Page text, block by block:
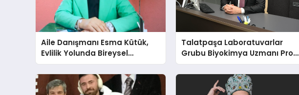
Aile Danışmanı Esma Kütük,
Evlilik Yolunda Bireysel
Farkındalığın ve Sınırların
Gücünü Anlatıyor
Talatpaşa Laboratuvarlar
Grubu Biyokimya Uzmanı Prof.
Dr. Ahmet Var